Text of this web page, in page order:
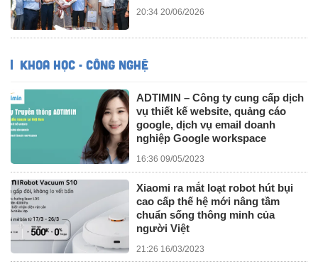
20:34 20/06/2026
KHOA HỌC - CÔNG NGHỆ
ADTIMIN – Công ty cung cấp dịch
vụ thiết kế website, quảng cáo
google, dịch vụ email doanh
nghiệp Google workspace
16:36 09/05/2023
Xiaomi ra mắt loạt robot hút bụi
cao cấp thế hệ mới nâng tầm
chuẩn sống thông minh của
người Việt
21:26 16/03/2023